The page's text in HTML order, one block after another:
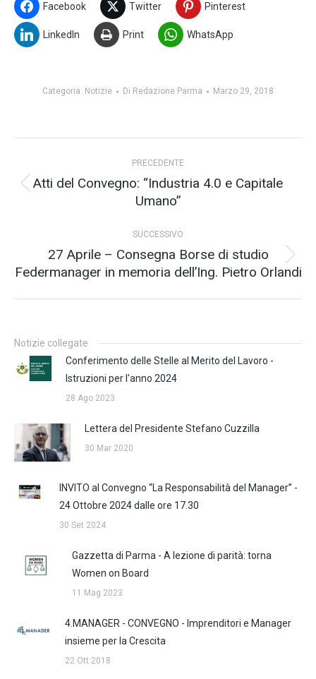
Facebook Twitter Pinterest
LinkedIn Print WhatsApp
Categoria: Notizie Di Redazione Parma Marzo 29, 2018
tra
post
PRECEDENTE
Post
precedente:
Atti del Convegno: “Industria 4.0 e Capitale
Umano”
SUCCESSIVO
Prossimo
post:
27 Aprile – Consegna Borse di studio
Federmanager in memoria dell’Ing. Pietro Orlandi
Notizie collegate
Conferimento delle Stelle al Merito del Lavoro -
Istruzioni per l'anno 2024
28 Ago 2023
Lettera del Presidente Stefano Cuzzilla
30 Mar 2020
INVITO al Convegno “La Responsabilità del Manager” -
24 Ottobre 2024 dalle ore 17.30
30 Set 2024
Gazzetta di Parma - A lezione di parità: torna
Women on Board
11 Mag 2023
4.MANAGER - CONVEGNO - Imprenditori e Manager
insieme per la Crescita
22 Ott 2018